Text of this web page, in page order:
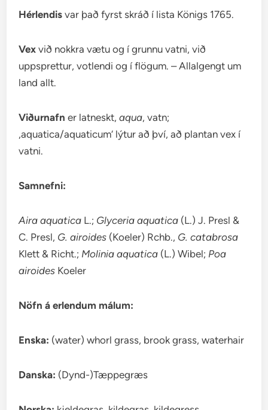
Hérlendis var það fyrst skráð í lista Königs 1765.
Vex við nokkra vætu og í grunnu vatni, við
uppsprettur, votlendi og í flögum. – Allalgengt um
land allt.
Viðurnafn er latneskt,aqua, vatn;
‚aquatica/aquaticum‘ lýtur að því, að plantan vex í
vatni.
Samnefni:
Aira aquatica L.; Glyceria aquatica (L.) J. Presl &
C. Presl, G. airoides (Koeler) Rchb., G. catabrosa
Klett & Richt.; Molinia aquatica (L.) Wibel; Poa
airoides Koeler
Nöfn á erlendum málum:
Enska: (water) whorl grass, brook grass, waterhair
Danska: (Dynd-)Tæppegræs